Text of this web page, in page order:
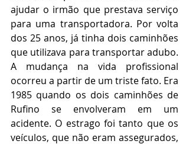
ajudar o irmão que prestava serviço
para uma transportadora. Por volta
dos 25 anos, já tinha dois caminhões
que utilizava para transportar adubo.
A mudança na vida profissional
ocorreu a partir de um triste fato. Era
1985 quando os dois caminhões de
Rufino se envolveram em um
acidente. O estrago foi tanto que os
veículos, que não eram assegurados,